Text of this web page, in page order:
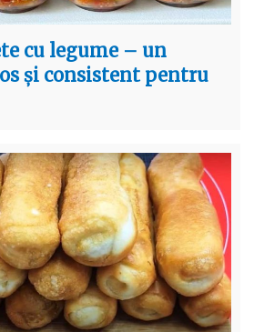
cu legume – un
și consistent pentru